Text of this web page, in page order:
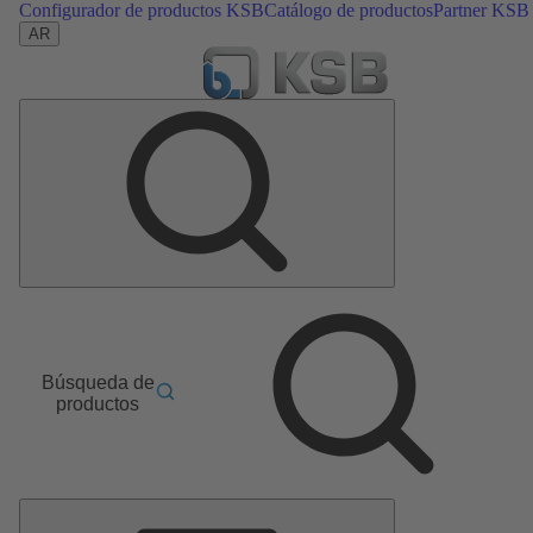
Configurador de productos KSBCatálogo de productosPartner KSB
AR
Búsqueda de
productos